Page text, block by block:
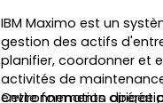
IBM Maximo est un
gestion des actifs
planifier, coordonner et
activités de
environnements
Cette formation dirigée